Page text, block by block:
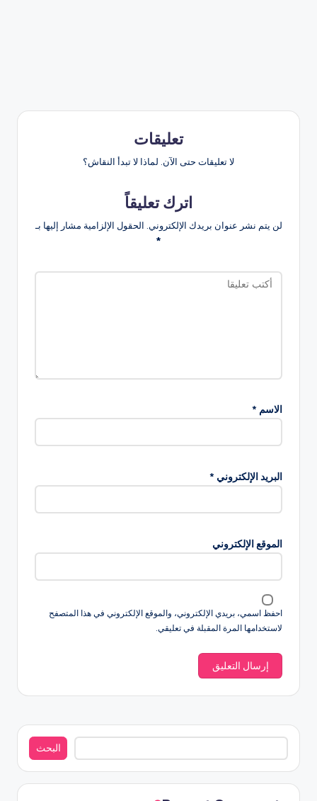
تعليقات
لا تعليقات حتى الآن. لماذا لا تبدأ النقاش؟
اترك تعليقاً
لن يتم نشر عنوان بريدك الإلكتروني. الحقول الإلزامية مشار إليها بـ
*
الاسم *
البريد الإلكتروني *
الموقع الإلكتروني
احفظ اسمي، بريدي الإلكتروني، والموقع الإلكتروني في هذا المتصفح
لاستخدامها المرة المقبلة في تعليقي.
البحث
البحث